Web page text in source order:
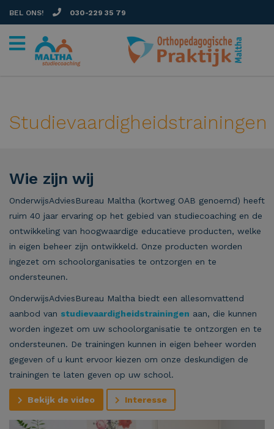
BEL ONS! 030-229 35 79
Studievaardigheidstrainingen
Wie zijn wij
OnderwijsAdviesBureau Maltha (kortweg OAB genoemd) heeft
ruim 40 jaar ervaring op het gebied van studiecoaching en de
ontwikkeling van hoogwaardige educatieve producten, welke
in eigen beheer zijn ontwikkeld. Onze producten worden
ingezet om schoolorganisaties te ontzorgen en te
ondersteunen.
OnderwijsAdviesBureau Maltha biedt een allesomvattend
aanbod van studievaardigheidstrainingen aan, die kunnen
worden ingezet om uw schoolorganisatie te ontzorgen en te
ondersteunen. De trainingen kunnen in eigen beheer worden
gegeven of u kunt ervoor kiezen om onze deskundigen de
trainingen te laten geven op uw school.
Bekijk de video Interesse